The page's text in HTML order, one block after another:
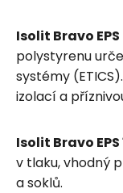
Isolit Bravo EPS
polystyrenu
systémy
izolací a
Isolit Bravo EPS
v tlaku, vhodný
a soklů.